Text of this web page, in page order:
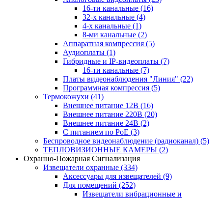
16-ти канальные (16)
32-х канальные (4)
4-х канальные (1)
8-ми канальные (2)
Аппаратная компрессия (5)
Аудиоплаты (1)
Гибридные и IP-видеоплаты (7)
16-ти канальные (7)
Платы видеонаблюдения "Линия" (22)
Программная компрессия (5)
Термокожухи (41)
Внешнее питание 12В (16)
Внешнее питание 220В (20)
Внешнее питание 24В (2)
С питанием по PoE (3)
Беспроводное видеонаблюдение (радиоканал) (5)
ТЕПЛОВИЗИОННЫЕ КАМЕРЫ (2)
Охранно-Пожарная Сигнализация
Извещатели охранные (334)
Аксессуары для извещателей (9)
Для помещений (252)
Извещатели вибрационные и